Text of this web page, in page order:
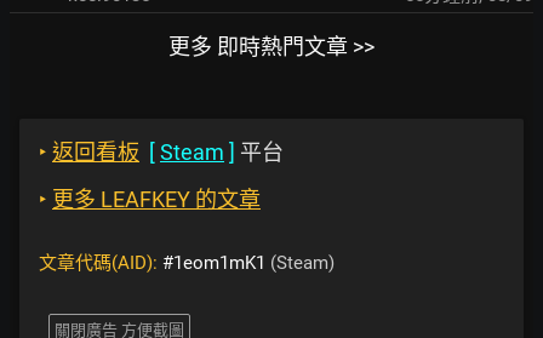
更多 即時熱門文章 >>
‣ 返回看板 [Steam ] 平台
‣ 更多 LEAFKEY 的文章
文章代碼(AID): #1eom1mK1 (Steam)
關閉廣告 方便截圖